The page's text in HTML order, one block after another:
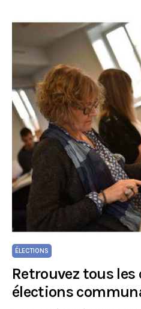
ÉLECTIONS
Retrouvez tous
élections